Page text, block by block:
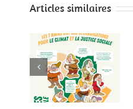
Articles similaires
Tour Alternatiba
aux
Dervallières, le
1er et 2 juin